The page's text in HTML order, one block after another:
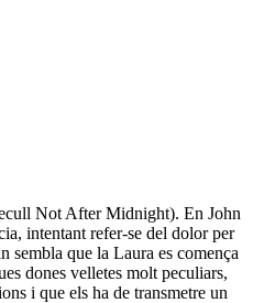
Not After Midnight). En John
intentant refer-se del dolor per
sembla que la Laura es comença
dones velletes molt peculiars,
i que els ha de transmetre un